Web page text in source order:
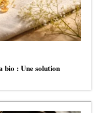
bio : Une solution